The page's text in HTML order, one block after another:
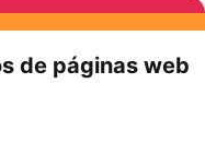
de páginas web